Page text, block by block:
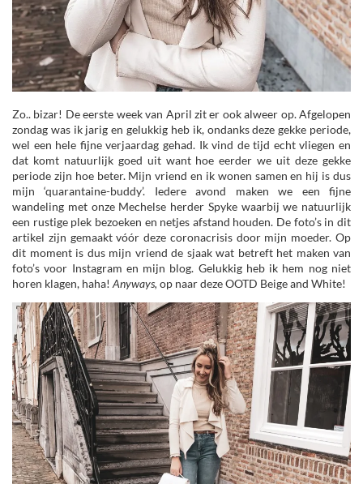
Zo.. bizar! De eerste week van April zit er ook alweer op. Afgelopen
zondag was ik jarig en gelukkig heb ik, ondanks deze gekke periode,
wel een hele fijne verjaardag gehad. Ik vind de tijd echt vliegen en
dat komt natuurlijk goed uit want hoe eerder we uit deze gekke
periode zijn hoe beter. Mijn vriend en ik wonen samen en hij is dus
mijn ‘quarantaine-buddy’. Iedere avond maken we een fijne
wandeling met onze Mechelse herder Spyke waarbij we natuurlijk
een rustige plek bezoeken en netjes afstand houden. De foto’s in dit
artikel zijn gemaakt vóór deze coronacrisis door mijn moeder. Op
dit moment is dus mijn vriend de sjaak wat betreft het maken van
foto’s voor Instagram en mijn blog. Gelukkig heb ik hem nog niet
horen klagen, haha! Anyways, op naar deze OOTD Beige and White!